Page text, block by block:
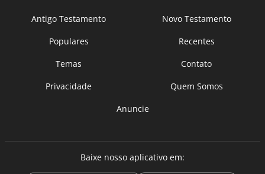
Antigo Testamento
Novo Testamento
Populares
Recentes
Temas
Contato
Privacidade
Quem Somos
Anuncie
Baixe nosso aplicativo em: